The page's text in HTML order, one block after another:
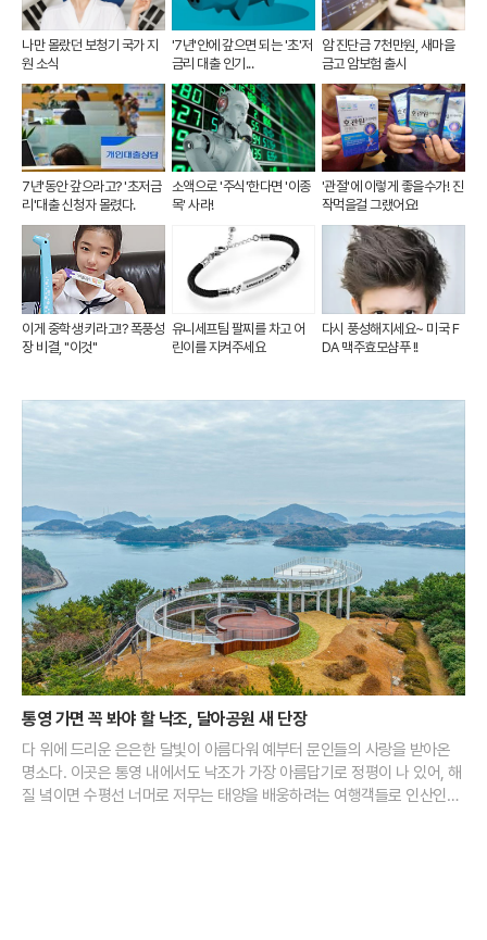
나만 몰랐던 보청기 국가 지
원 소식
'7년'안에 갚으면 되는 '초'저
금리 대출 인기...
암 진단금 7천만원, 새마을
금고 암보험 출시
7년'동안 갚으라고? '초저금
리'대출 신청자 몰렸다.
소액으로 '주식'한다면 '이종
목' 사라!
'관절'에 이렇게 좋을수가! 진
작먹을걸 그랬어요!
이게 중학생 키라고!? 폭풍성
장 비결, "이것"
유니세프팀 팔찌를 차고 어
린이를 지켜주세요
다시 풍성해지세요~ 미국 F
DA 맥주효모샴푸 !!
통영 가면 꼭 봐야 할 낙조, 달아공원 새 단장
다 위에 드리운 은은한 달빛이 아름다워 예부터 문인들의 사랑을 받아온
명소다. 이곳은 통영 내에서도 낙조가 가장 아름답기로 정평이 나 있어, 해
질 녘이면 수평선 너머로 저무는 태양을 배웅하려는 여행객들로 인산인해